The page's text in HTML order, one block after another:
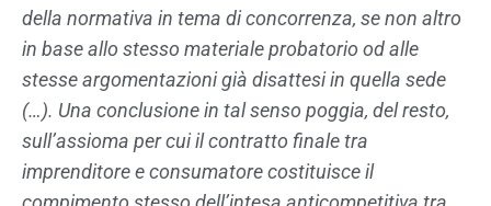
della normativa in tema di concorrenza, se non altro
in base allo stesso materiale probatorio od alle
stesse argomentazioni già disattesi in quella sede
(…). Una conclusione in tal senso poggia, del resto,
sull’assioma per cui il contratto finale tra
imprenditore e consumatore costituisce il